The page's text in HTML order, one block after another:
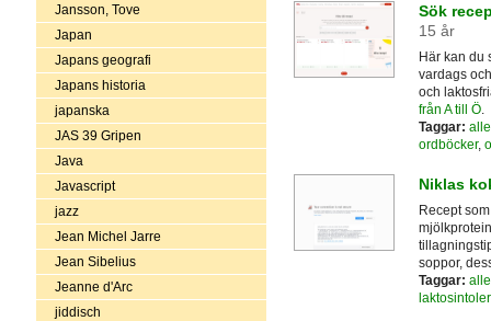
Jansson, Tove
Japan
Japans geografi
Japans historia
japanska
JAS 39 Gripen
Java
Javascript
jazz
Jean Michel Jarre
Jean Sibelius
Jeanne d'Arc
jiddisch
Sök
15 år
Här kan du
vardags
och
från A till Ö.
Taggar:
ordböcker,
Niklas
Recept
soppor,
Taggar: